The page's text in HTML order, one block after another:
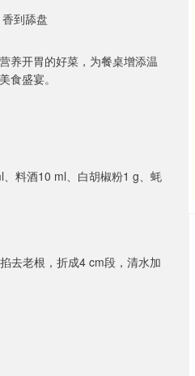
养开胃的好菜，为餐桌增添温
食盛宴。
料酒10 ml、白胡椒粉1 g、蚝
去老根，折成4 cm段，清水加